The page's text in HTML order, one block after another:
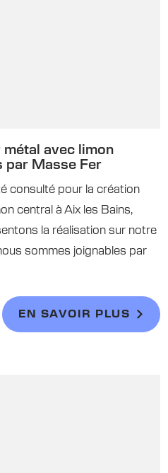
avec limon
par Masse Fer
consulté pour la création
central à Aix les Bains,
la réalisation sur notre
sommes joignables par
EN SAVOIR PLUS